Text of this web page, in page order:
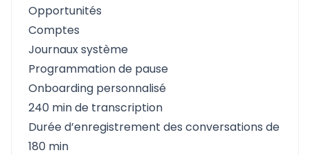
Opportunités
Comptes
Journaux système
Programmation de pause
Onboarding personnalisé
240 min de transcription
Durée d’enregistrement des conversations de
180 min